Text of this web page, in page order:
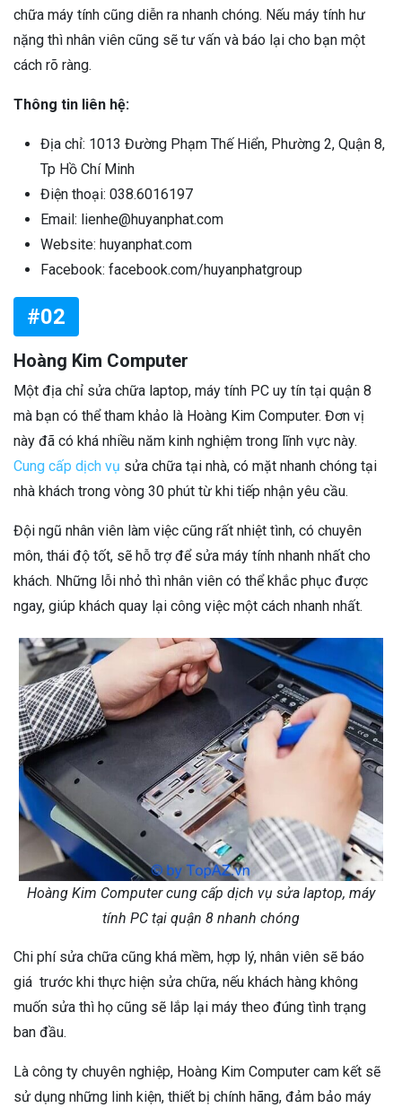
chữa máy tính cũng diễn ra nhanh chóng. Nếu máy tính hư
nặng thì nhân viên cũng sẽ tư vấn và báo lại cho bạn một
cách rõ ràng.
Thông tin liên hệ:
Địa chỉ: 1013 Đường Phạm Thế Hiển, Phường 2, Quận 8,
Tp Hồ Chí Minh
Điện thoại: 038.6016197
Email: lienhe@huyanphat.com
Website: huyanphat.com
Facebook: facebook.com/huyanphatgroup
#02
Hoàng Kim Computer
Một địa chỉ sửa chữa laptop, máy tính PC uy tín tại quận 8
mà bạn có thể tham khảo là Hoàng Kim Computer. Đơn vị
này đã có khá nhiều năm kinh nghiệm trong lĩnh vực này.
Cung cấp dịch vụ sửa chữa tại nhà, có mặt nhanh chóng tại
nhà khách trong vòng 30 phút từ khi tiếp nhận yêu cầu.
Đội ngũ nhân viên làm việc cũng rất nhiệt tình, có chuyên
môn, thái độ tốt, sẽ hỗ trợ để sửa máy tính nhanh nhất cho
khách. Những lỗi nhỏ thì nhân viên có thể khắc phục được
ngay, giúp khách quay lại công việc một cách nhanh nhất.
Hoàng Kim Computer cung cấp dịch vụ sửa laptop, máy
tính PC tại quận 8 nhanh chóng
Chi phí sửa chữa cũng khá mềm, hợp lý, nhân viên sẽ báo
giá trước khi thực hiện sửa chữa, nếu khách hàng không
muốn sửa thì họ cũng sẽ lắp lại máy theo đúng tình trạng
ban đầu.
Là công ty chuyên nghiệp, Hoàng Kim Computer cam kết sẽ
sử dụng những linh kiện, thiết bị chính hãng, đảm bảo máy